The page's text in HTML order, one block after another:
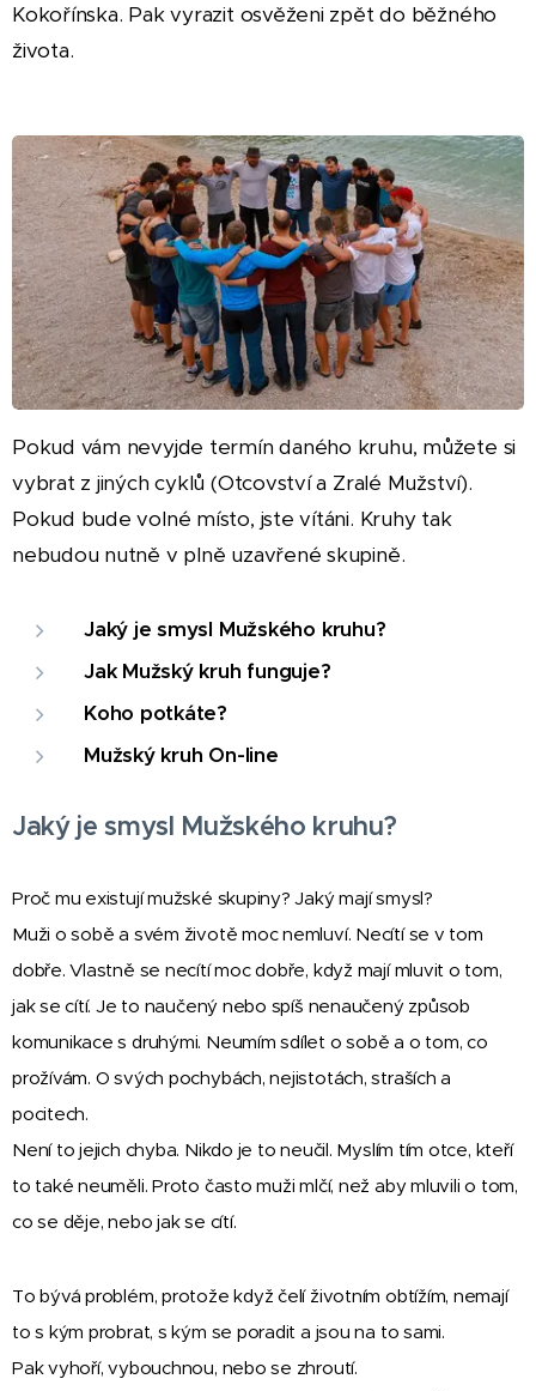
Kokořínska. Pak vyrazit osvěženi zpět do běžného
života.
Pokud vám nevyjde termín daného kruhu, můžete si
vybrat z jiných cyklů (Otcovství a Zralé Mužství).
Pokud bude volné místo, jste vítáni. Kruhy tak
nebudou nutně v plně uzavřené skupině.
Jaký je smysl Mužského kruhu?
Jak Mužský kruh funguje?
Koho potkáte?
Mužský kruh On-line
Jaký je smysl Mužského kruhu?
Proč mu existují mužské skupiny? Jaký mají smysl?
Muži o sobě a svém životě moc nemluví. Necítí se v tom
dobře. Vlastně se necítí moc dobře, když mají mluvit o tom,
jak se cítí. Je to naučený nebo spíš nenaučený způsob
komunikace s druhými. Neumím sdílet o sobě a o tom, co
prožívám. O svých pochybách, nejistotách, straších a
pocitech.
Není to jejich chyba. Nikdo je to neučil. Myslím tím otce, kteří
to také neuměli. Proto často muži mlčí, než aby mluvili o tom,
co se děje, nebo jak se cítí.
To bývá problém, protože když čelí životním obtížím, nemají
to s kým probrat, s kým se poradit a jsou na to sami.
Pak vyhoří, vybouchnou, nebo se zhroutí.